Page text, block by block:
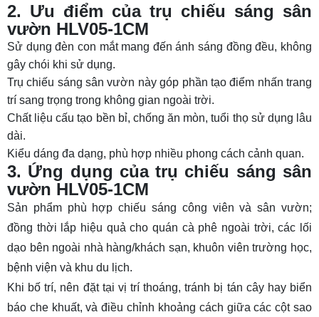
2. Ưu điểm của trụ chiếu sáng sân
vườn HLV05-1CM
Sử dụng đèn con mắt mang đến ánh sáng đồng đều, không
gây chói khi sử dụng.
Trụ chiếu sáng sân vườn này góp phần tạo điểm nhấn trang
trí sang trọng trong không gian ngoài trời.
Chất liệu cấu tạo bền bỉ, chống ăn mòn, tuổi thọ sử dụng lâu
dài.
Kiểu dáng đa dạng, phù hợp nhiều phong cách cảnh quan.
3. Ứng dụng của trụ chiếu sáng sân
vườn HLV05-1CM
Sản phẩm phù hợp chiếu sáng công viên và sân vườn;
đồng thời lắp hiệu quả cho quán cà phê ngoài trời, các lối
dạo bên ngoài nhà hàng/khách sạn, khuôn viên trường học,
bệnh viện và khu du lịch.
Khi bố trí, nên đặt tại vị trí thoáng, tránh bị tán cây hay biển
báo che khuất, và điều chỉnh khoảng cách giữa các cột sao